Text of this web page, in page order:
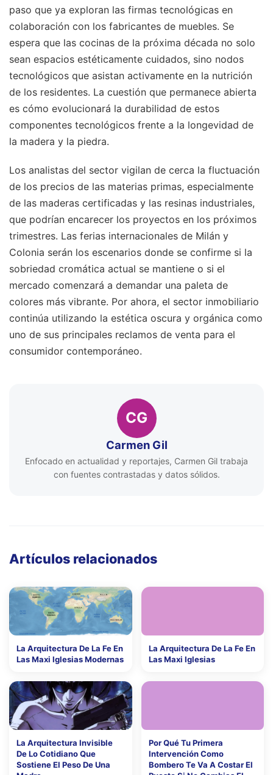
paso que ya exploran las firmas tecnológicas en
colaboración con los fabricantes de muebles. Se
espera que las cocinas de la próxima década no solo
sean espacios estéticamente cuidados, sino nodos
tecnológicos que asistan activamente en la nutrición
de los residentes. La cuestión que permanece abierta
es cómo evolucionará la durabilidad de estos
componentes tecnológicos frente a la longevidad de
la madera y la piedra.
Los analistas del sector vigilan de cerca la fluctuación
de los precios de las materias primas, especialmente
de las maderas certificadas y las resinas industriales,
que podrían encarecer los proyectos en los próximos
trimestres. Las ferias internacionales de Milán y
Colonia serán los escenarios donde se confirme si la
sobriedad cromática actual se mantiene o si el
mercado comenzará a demandar una paleta de
colores más vibrante. Por ahora, el sector inmobiliario
continúa utilizando la estética oscura y orgánica como
uno de sus principales reclamos de venta para el
consumidor contemporáneo.
CG
Carmen Gil
Enfocado en actualidad y reportajes, Carmen Gil trabaja
con fuentes contrastadas y datos sólidos.
Artículos relacionados
La Arquitectura De La Fe En
Las Maxi Iglesias Modernas
La Arquitectura De La Fe En
Las Maxi Iglesias
La Arquitectura Invisible
De Lo Cotidiano Que
Sostiene El Peso De Una
Por Qué Tu Primera
Intervención Como
Bombero Te Va A Costar El